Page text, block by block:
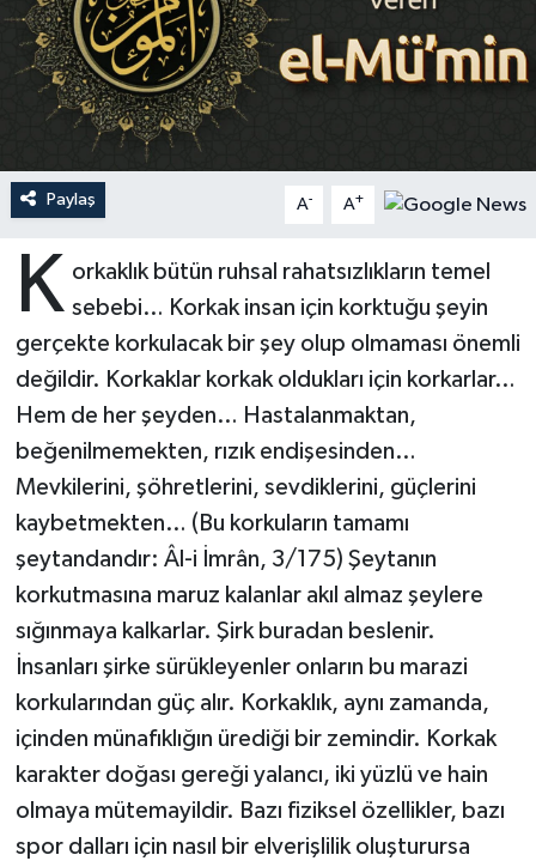
Paylaş A- A+
K orkaklık bütün ruhsal rahatsızlıkların temel
sebebi… Korkak insan için korktuğu şeyin
gerçekte korkulacak bir şey olup olmaması önemli
değildir. Korkaklar korkak oldukları için korkarlar…
Hem de her şeyden… Hastalanmaktan,
beğenilmemekten, rızık endişesinden…
Mevkilerini, şöhretlerini, sevdiklerini, güçlerini
kaybetmekten… (Bu korkuların tamamı
şeytandandır: Âl-i İmrân, 3/175) Şeytanın
korkutmasına maruz kalanlar akıl almaz şeylere
sığınmaya kalkarlar. Şirk buradan beslenir.
İnsanları şirke sürükleyenler onların bu marazi
korkularından güç alır. Korkaklık, aynı zamanda,
içinden münafıklığın ürediği bir zemindir. Korkak
karakter doğası gereği yalancı, iki yüzlü ve hain
olmaya mütemayildir. Bazı fiziksel özellikler, bazı
spor dalları için nasıl bir elverişlilik oluşturursa
Ardahan Müftülüğü
Artvin Müftülüğü
Aydın Müftülüğü
Batman Müftülüğü
Bayburt Müftülüğü
Bingöl Müftülüğü
Bitlis Müftülüğü
Bolu Müftülüğü
Burdur Müftülüğü
Bursa Müftülüğü
Çanakkale Müftülüğü
Kudüs
Kurban
Mukabele
Sahabeler
Zekat
Hutbeler
DİYANET AKADEMİ
DİYANET GENÇLİK
Dünya
Eğitim
Aile
Sağlık
Makaleler
Ekonomi
Duyurular
Podcast